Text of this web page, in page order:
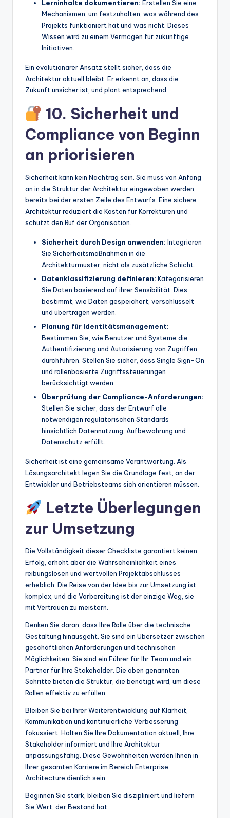
Lerninhalte dokumentieren: Erstellen Sie eine
Mechanismen, um festzuhalten, was während des
Projekts funktioniert hat und was nicht. Dieses
Wissen wird zu einem Vermögen für zukünftige
Initiativen.
Ein evolutionärer Ansatz stellt sicher, dass die
Architektur aktuell bleibt. Er erkennt an, dass die
Zukunft unsicher ist, und plant entsprechend.
10. Sicherheit und
Compliance von Beginn
an priorisieren
Sicherheit kann kein Nachtrag sein. Sie muss von Anfang
an in die Struktur der Architektur eingewoben werden,
bereits bei der ersten Zeile des Entwurfs. Eine sichere
Architektur reduziert die Kosten für Korrekturen und
schützt den Ruf der Organisation.
Sicherheit durch Design anwenden: Integrieren
Sie Sicherheitsmaßnahmen in die
Architekturmuster, nicht als zusätzliche Schicht.
Datenklassifizierung definieren: Kategorisieren
Sie Daten basierend auf ihrer Sensibilität. Dies
bestimmt, wie Daten gespeichert, verschlüsselt
und übertragen werden.
Planung für Identitätsmanagement:
Bestimmen Sie, wie Benutzer und Systeme die
Authentifizierung und Autorisierung von Zugriffen
durchführen. Stellen Sie sicher, dass Single Sign-On
und rollenbasierte Zugriffssteuerungen
berücksichtigt werden.
Überprüfung der Compliance-Anforderungen:
Stellen Sie sicher, dass der Entwurf alle
notwendigen regulatorischen Standards
hinsichtlich Datennutzung, Aufbewahrung und
Datenschutz erfüllt.
Sicherheit ist eine gemeinsame Verantwortung. Als
Lösungsarchitekt legen Sie die Grundlage fest, an der
Entwickler und Betriebsteams sich orientieren müssen.
Letzte Überlegungen
zur Umsetzung
Die Vollständigkeit dieser Checkliste garantiert keinen
Erfolg, erhöht aber die Wahrscheinlichkeit eines
reibungslosen und wertvollen Projektabschlusses
erheblich. Die Reise von der Idee bis zur Umsetzung ist
komplex, und die Vorbereitung ist der einzige Weg, sie
mit Vertrauen zu meistern.
Denken Sie daran, dass Ihre Rolle über die technische
Gestaltung hinausgeht. Sie sind ein Übersetzer zwischen
geschäftlichen Anforderungen und technischen
Möglichkeiten. Sie sind ein Führer für Ihr Team und ein
Partner für Ihre Stakeholder. Die oben genannten
Schritte bieten die Struktur, die benötigt wird, um diese
Rollen effektiv zu erfüllen.
Bleiben Sie bei Ihrer Weiterentwicklung auf Klarheit,
Kommunikation und kontinuierliche Verbesserung
fokussiert. Halten Sie Ihre Dokumentation aktuell, Ihre
Stakeholder informiert und Ihre Architektur
anpassungsfähig. Diese Gewohnheiten werden Ihnen in
Ihrer gesamten Karriere im Bereich Enterprise
Architecture dienlich sein.
Beginnen Sie stark, bleiben Sie diszipliniert und liefern
Sie Wert, der Bestand hat.